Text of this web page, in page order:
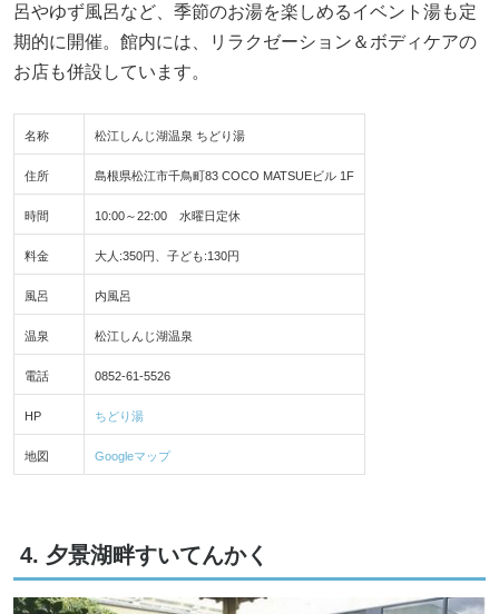
呂やゆず風呂など、季節のお湯を楽しめるイベント湯も定
期的に開催。館内には、リラクゼーション＆ボディケアの
お店も併設しています。
名称 松江しんじ湖温泉 ちどり湯
住所 島根県松江市千鳥町83 COCO MATSUEビル 1F
時間 10:00～22:00 水曜日定休
料金 大人:350円、子ども:130円
風呂 内風呂
温泉 松江しんじ湖温泉
電話 0852-61-5526
HP ちどり湯
地図 Googleマップ
4. 夕景湖畔すいてんかく